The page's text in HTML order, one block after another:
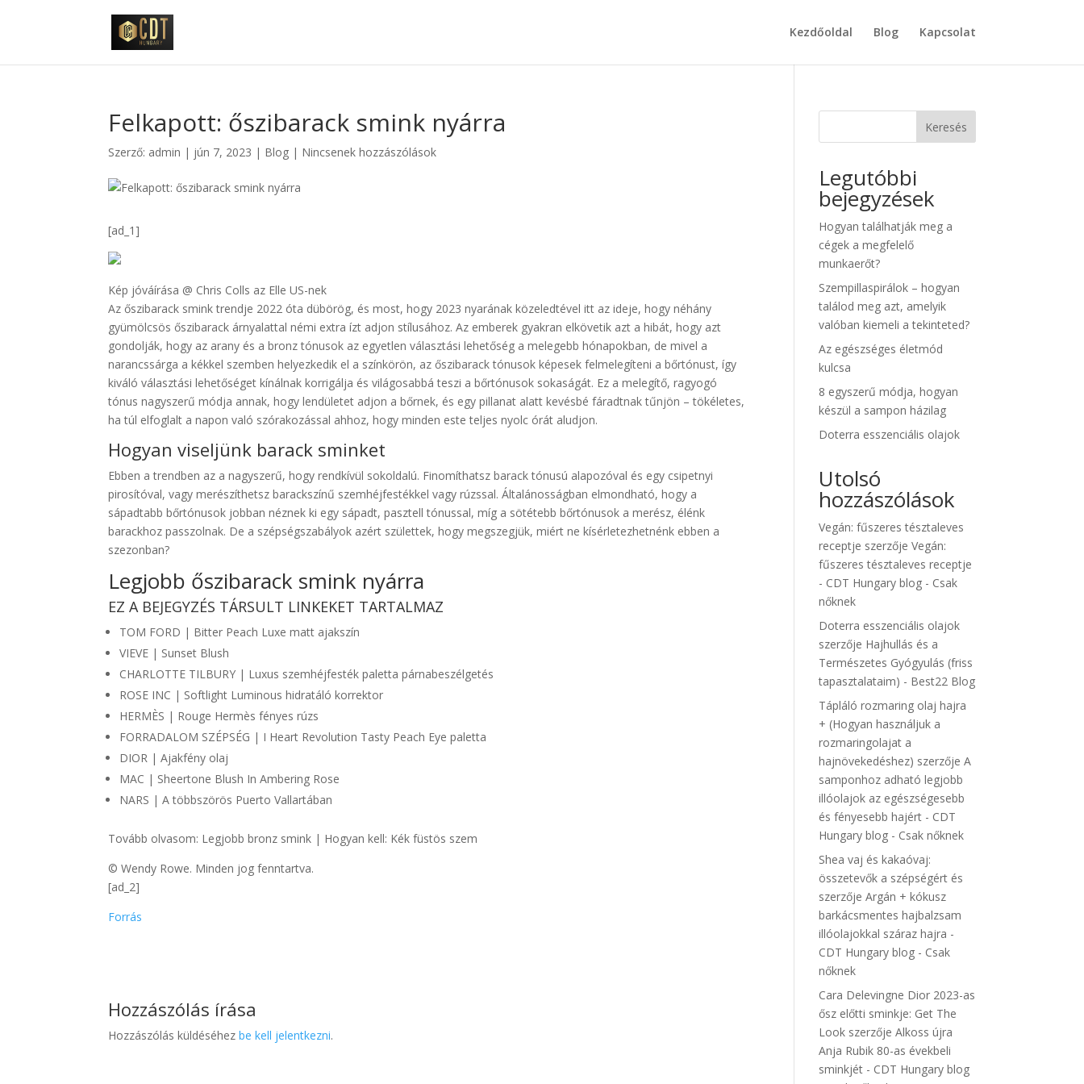
Kezdőoldal Blog Kapcsolat
Felkapott: őszibarack smink nyárra
Szerző: admin | jún 7, 2023 | Blog | Nincsenek hozzászólások
[ad_1]
Kép jóváírása @ Chris Colls az Elle US-nek
Az őszibarack smink trendje 2022 óta dübörög, és most, hogy 2023 nyarának közeledtével itt az ideje, hogy néhány
gyümölcsös őszibarack árnyalattal némi extra ízt adjon stílusához. Az emberek gyakran elkövetik azt a hibát, hogy azt
gondolják, hogy az arany és a bronz tónusok az egyetlen választási lehetőség a melegebb hónapokban, de mivel a
narancssárga a kékkel szemben helyezkedik el a színkörön, az őszibarack tónusok képesek felmelegíteni a bőrtónust, így
kiváló választási lehetőséget kínálnak korrigálja és világosabbá teszi a bőrtónusok sokaságát. Ez a melegítő, ragyogó
tónus nagyszerű módja annak, hogy lendületet adjon a bőrnek, és egy pillanat alatt kevésbé fáradtnak tűnjön – tökéletes,
ha túl elfoglalt a napon való szórakozással ahhoz, hogy minden este teljes nyolc órát aludjon.
Hogyan viseljünk barack sminket
Ebben a trendben az a nagyszerű, hogy rendkívül sokoldalú. Finomíthatsz barack tónusú alapozóval és egy csipetnyi
pirosítóval, vagy merészíthetsz barackszínű szemhéjfestékkel vagy rúzssal. Általánosságban elmondható, hogy a
sápadtabb bőrtónusok jobban néznek ki egy sápadt, pasztell tónussal, míg a sötétebb bőrtónusok a merész, élénk
barackhoz passzolnak. De a szépségszabályok azért születtek, hogy megszegjük, miért ne kísérletezhetnénk ebben a
szezonban?
Legjobb őszibarack smink nyárra
EZ A BEJEGYZÉS TÁRSULT LINKEKET TARTALMAZ
TOM FORD | Bitter Peach Luxe matt ajakszín
VIEVE | Sunset Blush
CHARLOTTE TILBURY | Luxus szemhéjfesték paletta párnabeszélgetés
ROSE INC | Softlight Luminous hidratáló korrektor
HERMÈS | Rouge Hermès fényes rúzs
FORRADALOM SZÉPSÉG | I Heart Revolution Tasty Peach Eye paletta
DIOR | Ajakfény olaj
MAC | Sheertone Blush In Ambering Rose
NARS | A többszörös Puerto Vallartában
Tovább olvasom: Legjobb bronz smink | Hogyan kell: Kék füstös szem
© Wendy Rowe. Minden jog fenntartva.
[ad_2]
Forrás
Hozzászólás írása
Hozzászólás küldéséhezbe kell jelentkezni.
Keresés
Legutóbbi
bejegyzések
Hogyan találhatják meg a
cégek a megfelelő
munkaerőt?
Szempillaspirálok – hogyan
találod meg azt, amelyik
valóban kiemeli a tekinteted?
Az egészséges életmód
kulcsa
8 egyszerű módja, hogyan
készül a sampon házilag
Doterra esszenciális olajok
Utolsó
hozzászólások
Vegán: fűszeres tésztaleves
receptje szerzőjeVegán:
fűszeres tésztaleves receptje
- CDT Hungary blog - Csak
nőknek
Doterra esszenciális olajok
szerzője Hajhullás és a
Természetes Gyógyulás (friss
tapasztalataim) - Best22 Blog
Tápláló rozmaring olaj hajra
+ (Hogyan használjuk a
rozmaringolajat a
hajnövekedéshez) szerzőjeA
samponhoz adható legjobb
illóolajok az egészségesebb
és fényesebb hajért - CDT
Hungary blog - Csak nőknek
Shea vaj és kakaóvaj:
összetevők a szépségért és
szerzőjeArgán + kókusz
barkácsmentes hajbalzsam
illóolajokkal száraz hajra -
CDT Hungary blog - Csak
nőknek
Cara Delevingne Dior 2023-as
ősz előtti sminkje: Get The
Look szerzőjeAlkoss újra
Anja Rubik 80-as évekbeli
sminkjét - CDT Hungary blog